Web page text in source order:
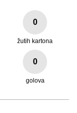
0
žutih kartona
0
golova